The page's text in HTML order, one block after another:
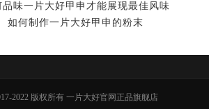
品味一片大好甲申才能展现最佳风味
如何制作一片大好甲申的粉末
2022 版权所有 一片大好官网正品旗舰店